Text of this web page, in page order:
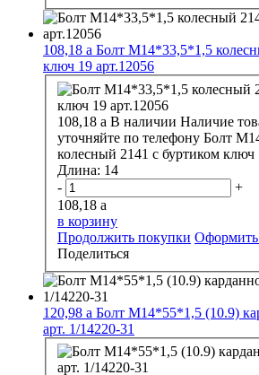
108,18 a Болт М14*33,5*1,5
ключ 19 арт.12056
108,18 a В наличии Наличие
уточняйте по телефону Болт
колесный 2141 с буртиком ключ
Длина: 14
-
+
108,18 a
в корзину
Продолжить покупки Оформить
Поделиться
120,98 a Болт М14*55*1,5 (10.9)
арт. 1/14220-31